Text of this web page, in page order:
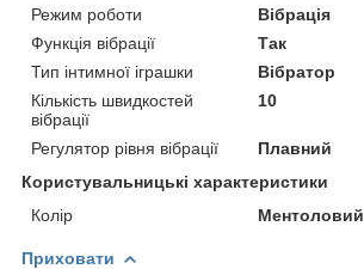
Режим роботи
Вібрація
Функція вібрації
Так
Тип інтимної іграшки
Вібратор
Кількість швидкостей
вібрації
10
Регулятор рівня вібрації
Плавний
Користувальницькі характеристики
Колір
Ментоловий
Приховати